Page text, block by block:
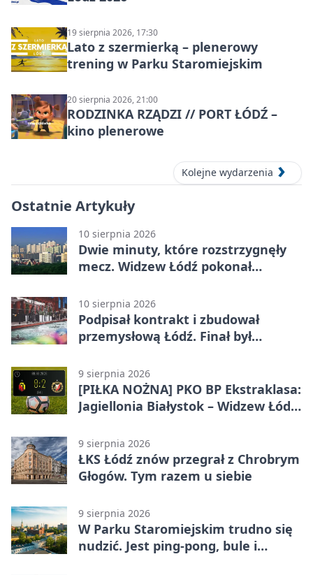
19 sierpnia 2026, 17:30
Lato z szermierką – plenerowy
trening w Parku Staromiejskim
20 sierpnia 2026, 21:00
RODZINKA RZĄDZI // PORT ŁÓDŹ –
kino plenerowe
Kolejne wydarzenia
Ostatnie Artykuły
10 sierpnia 2026
Dwie minuty, które rozstrzygnęły
mecz. Widzew Łódź pokonał
10 sierpnia 2026
Podpisał kontrakt i zbudował
przemysłową Łódź. Finał był
9 sierpnia 2026
[PIŁKA NOŻNA] PKO BP Ekstraklasa:
Jagiellonia Białystok – Widzew Łódź
zwycięstwem w sezonie
9 sierpnia 2026
ŁKS Łódź znów przegrał z Chrobrym
Głogów. Tym razem u siebie
9 sierpnia 2026
W Parku Staromiejskim trudno się
nudzić. Jest ping-pong, bule i